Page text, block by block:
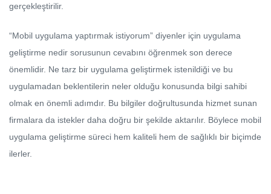
gerçekleştirilir.
“Mobil uygulama yaptırmak istiyorum” diyenler için uygulama
geliştirme nedir sorusunun cevabını öğrenmek son derece
önemlidir. Ne tarz bir uygulama geliştirmek istenildiği ve bu
uygulamadan beklentilerin neler olduğu konusunda bilgi sahibi
olmak en önemli adımdır. Bu bilgiler doğrultusunda hizmet sunan
firmalara da istekler daha doğru bir şekilde aktarılır. Böylece mobil
uygulama geliştirme süreci hem kaliteli hem de sağlıklı bir biçimde
ilerler.